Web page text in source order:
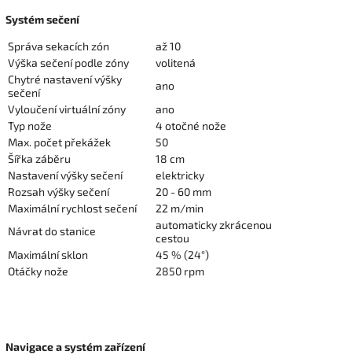
Systém sečení
Správa sekacích zón
až 10
Výška sečení podle zóny
volitená
Chytré nastavení výšky
sečení
ano
Vyloučení virtuální zóny
ano
Typ nože
4 otočné nože
Max. počet překážek
50
Šířka záběru
18 cm
Nastavení výšky sečení
elektricky
Rozsah výšky sečení
20 - 60 mm
Maximální rychlost sečení
22 m/min
Návrat do stanice
automaticky zkrácenou
cestou
Maximální sklon
45 % (24°)
Otáčky nože
2850 rpm
Navigace a systém zařízení